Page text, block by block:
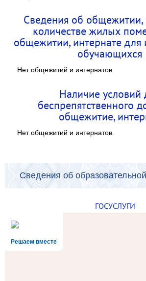
Сведения об общежитии,
количестве жилых
общежитии, интернате для
обучающихся
Нет общежитий и интернатов.
Наличие условий
беспрепятственного
общежитие,
Нет общежитий и интернатов.
Сведения об
ГОСУСЛУГИ
Решаем вместе